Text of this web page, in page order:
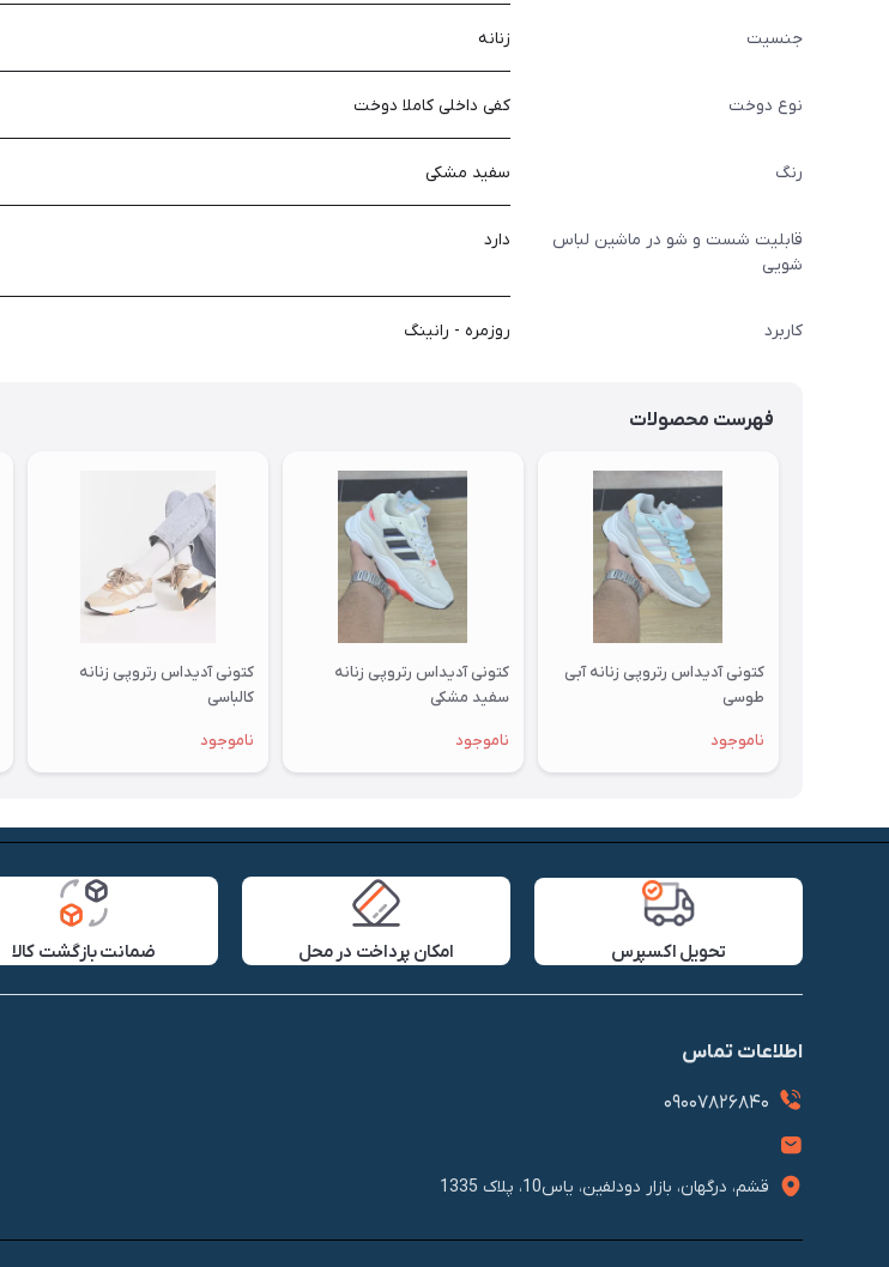
جنسیت زنانه
نوع دوخت کفی داخلی کاملا دوخت
رنگ سفید مشکی
قابلیت شست و شو در ماشین لباس
شویی
دارد
کاربرد روزمره - رانینگ
فهرست محصولات
کتونی آدیداس رتروپی زنانه آبی
طوسی
ناموجود
کتونی آدیداس رتروپی زنانه
سفید مشکی
ناموجود
کتونی آدیداس رتروپی زنانه
کالباسی
ناموجود
تحویل اکسپرس امکان پرداخت در محل ضمانت بازگشت کالا
اطلاعات تماس
09007826840
قشم، درگهان، بازار دودلفین، یاس10، پلاک 1335